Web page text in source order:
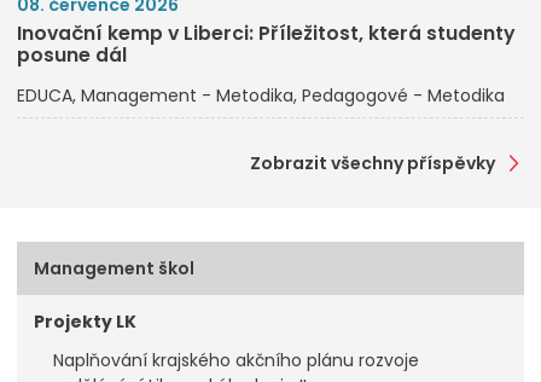
08. července 2026
Inovační kemp v Liberci: Příležitost, která studenty
posune dál
EDUCA Management - Metodika Pedagogové - Metodika
Zobrazit všechny příspěvky
Management škol
Projekty LK
Naplňování krajského akčního plánu rozvoje